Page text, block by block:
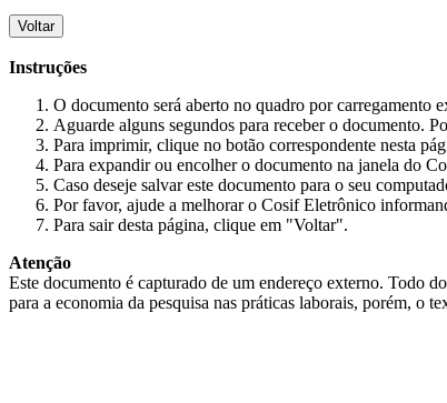
Voltar
Instruções
O documento será aberto no quadro por carregamento
Aguarde alguns segundos para receber o documento.
Para imprimir, clique no botão correspondente nesta
Para expandir ou encolher o documento na janela do
Caso deseje salvar este documento para o seu
Por favor, ajude a melhorar o Cosif Eletrônico
Para sair desta página, clique em "Voltar".
Atenção
Este documento é capturado de um endereço externo. Todo
para a economia da pesquisa nas práticas laborais, porém,